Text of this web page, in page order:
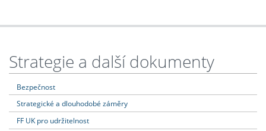
Strategie a další dokumenty
Bezpečnost
Strategické a dlouhodobé záměry
FF UK pro udržitelnost